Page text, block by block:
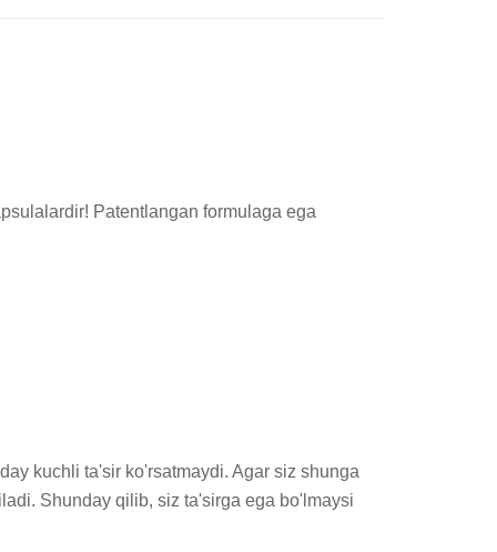
kuchli ta'sir ko'rsatmaydi. Agar siz shunga
Shunday qilib, siz ta'sirga ega bo'lmaysi